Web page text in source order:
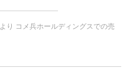
り コメ兵ホールディングスでの売